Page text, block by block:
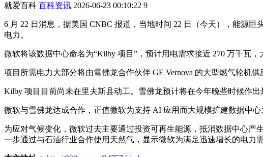
就爱百科 百科资讯 2026-06-23 00:10:22 9
6 月 22 日消息，据美国 CNBC 报道，当地时间 22 日（今天），能源
电力。
微软将该数据中心命名为“Kilby 项目”，预计用电需求接近 270 万千瓦，
项目所需电力大部分将由雪佛龙合作伙伴 GE Vernova 的大型燃气轮机
Kilby 项目目前尚未在里夫斯县动工。雪佛龙预计将在今年晚些时候作
微软与雪佛龙达成合作，正值微软为支持 AI 应用而大规模扩建数据中
为应对气候变化，微软过去主要通过投资可再生能源，抵消数据中心
一步通过与石油行业合作使用天然气，显示微软为满足迅速增长的电力